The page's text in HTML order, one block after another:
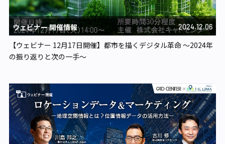
ウェビナー 開催情報 2024.12.06
【ウェビナー 12月17日開催】都市を描くデジタル革命 ～2024年
の振り返りと次の一手～